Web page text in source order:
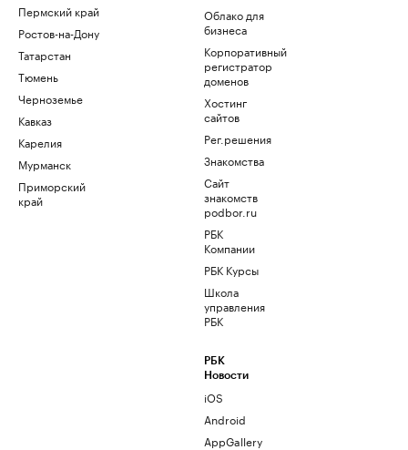
Пермский край
Ростов-на-Дону
Татарстан
Тюмень
Черноземье
Кавказ
Карелия
Мурманск
Приморский
край
Облако для
бизнеса
Корпоративный
регистратор
доменов
Хостинг
сайтов
Рег.решения
Знакомства
Сайт
знакомств
podbor.ru
РБК
Компании
РБК Курсы
Школа
управления
РБК
РБК
Новости
iOS
Android
AppGallery